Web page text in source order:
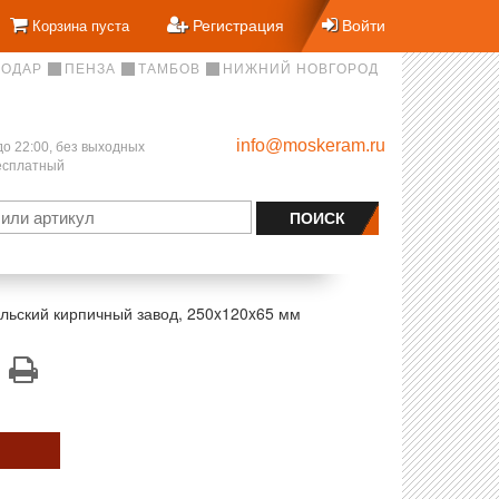
Корзина пуста Регистрация Войти
ПЕНЗА ТАМБОВ
НИЖНИЙ НОВГОРОД
22:00, без выходных
info@moskeram.ru
кирпичный завод, 250x120x65 мм